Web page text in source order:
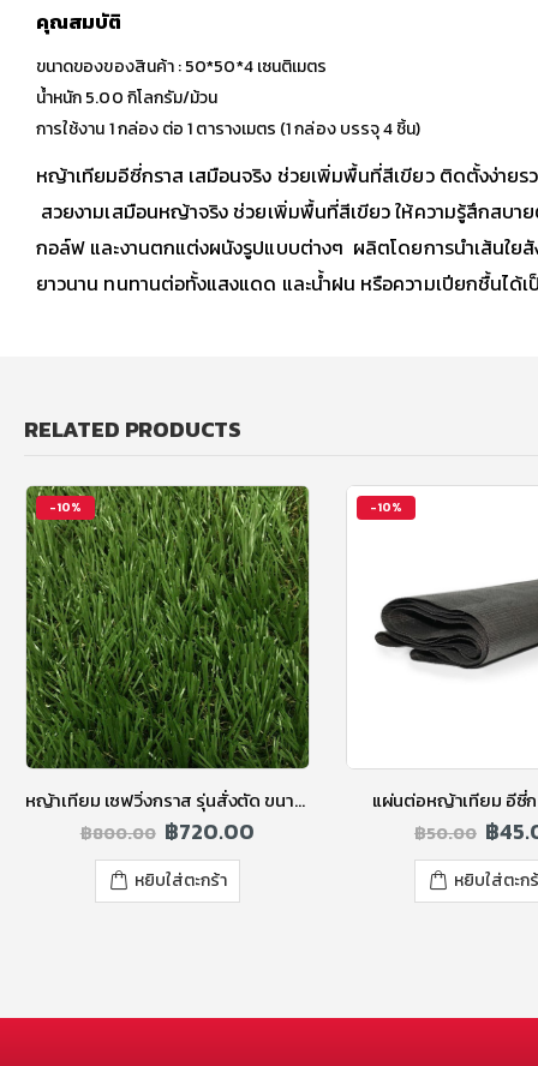
คุณสมบัติ
ขนาดของของสินค้า : 50*50*4 เซนติเมตร
น้ำหนัก 5.00 กิโลกรัม/ม้วน
การใช้งาน 1 กล่อง ต่อ 1 ตารางเมตร (1 กล่อง บรรจุ 4 ชิ้น)
หญ้าเทียมอีซี่กราส เสมือนจริง ช่วยเพิ่มพื้นที่สีเขียว ติดตั้งง่ายร
สวยงามเสมือนหญ้าจริง ช่วยเพิ่มพื้นที่สีเขียว ให้ความรู้สึกสบา
กอล์ฟ และงานตกแต่งผนังรูปแบบต่างๆ ผลิตโดยการนำเส้นใย
ยาวนาน ทนทานต่อทั้งแสงแดด และน้ำฝน หรือความเปียกชื้นได้เ
RELATED PRODUCTS
-10%
หญ้าเทียม เซฟวิ่งกราส รุ่นสั่งตัด ขนาด 4 ซม. สีกรีน
฿800.00 ฿720.00
หยิบใส่ตะกร้า
-10%
แผ่นต่อหญ้าเทียม อีซี่ก
฿50.00 ฿
หยิบใส่ตะก